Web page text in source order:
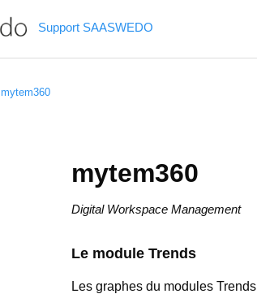
Support SAASWEDO
mytem360
mytem360
Digital Workspace Management
Le module Trends
Les graphes du modules Trends